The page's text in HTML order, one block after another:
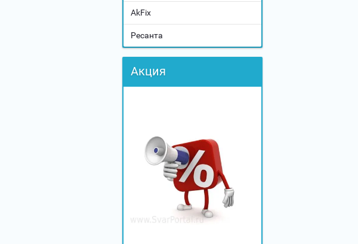
AkFix
Ресанта
Акция